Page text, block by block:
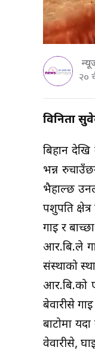
२०
विनिता
बिहान
भन्न
भैहाल्छ
पशुपति
गाई र
आर.बि.ले
संस्थाको
आर.बि.को
बेवारीसे
बाटोमा
वेवारीसे,